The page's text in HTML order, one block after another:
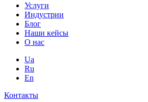
Услуги
Индустрии
Блог
Наши кейсы
О нас
Ua
Ru
En
Контакты